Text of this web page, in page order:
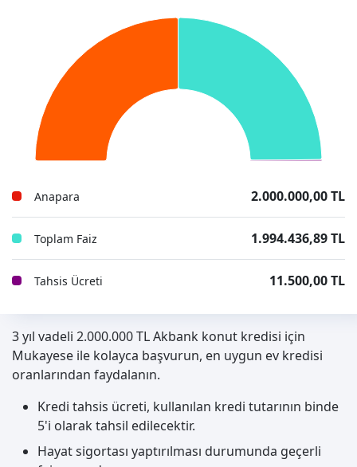
Anapara 2.000.000,00 TL
Toplam Faiz 1.994.436,89 TL
Tahsis Ücreti 11.500,00 TL
3 yıl vadeli 2.000.000 TL Akbank konut kredisi için
Mukayese ile kolayca başvurun, en uygun ev kredisi
oranlarından faydalanın.
Kredi tahsis ücreti, kullanılan kredi tutarının binde
5'i olarak tahsil edilecektir.
Hayat sigortası yaptırılması durumunda geçerli